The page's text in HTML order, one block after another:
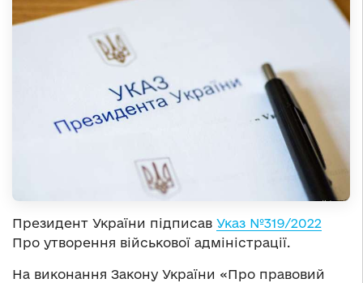
Президент України підписав Указ №319/2022
Про утворення військової адміністрації.
На виконання Закону України «Про правовий